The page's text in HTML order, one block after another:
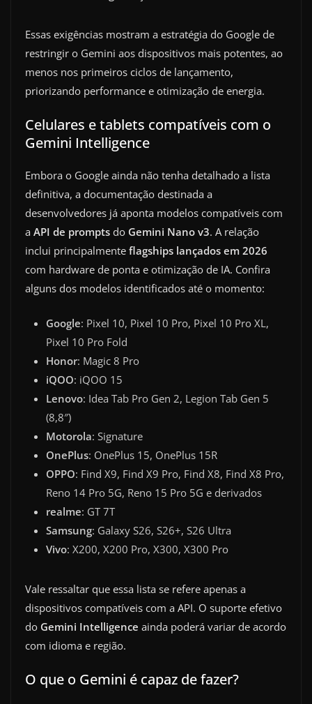
Essas exigências mostram a estratégia do Google de
restringir o Gemini aos dispositivos mais potentes, ao
menos nos primeiros ciclos de lançamento,
priorizando performance e otimização de energia.
Celulares e tablets compatíveis com o
Gemini Intelligence
Embora o Google ainda não tenha detalhado a lista
definitiva, a documentação destinada a
desenvolvedores já aponta modelos compatíveis com
a API de prompts do Gemini Nano v3. A relação
inclui principalmente flagships lançados em 2026
com hardware de ponta e otimização de IA. Confira
alguns dos modelos identificados até o momento:
Google: Pixel 10, Pixel 10 Pro, Pixel 10 Pro XL,
Pixel 10 Pro Fold
Honor: Magic 8 Pro
iQOO: iQOO 15
Lenovo: Idea Tab Pro Gen 2, Legion Tab Gen 5
(8,8″)
Motorola: Signature
OnePlus: OnePlus 15, OnePlus 15R
OPPO: Find X9, Find X9 Pro, Find X8, Find X8 Pro,
Reno 14 Pro 5G, Reno 15 Pro 5G e derivados
realme: GT 7T
Samsung: Galaxy S26, S26+, S26 Ultra
Vivo: X200, X200 Pro, X300, X300 Pro
Vale ressaltar que essa lista se refere apenas a
dispositivos compatíveis com a API. O suporte efetivo
do Gemini Intelligence ainda poderá variar de acordo
com idioma e região.
O que o Gemini é capaz de fazer?